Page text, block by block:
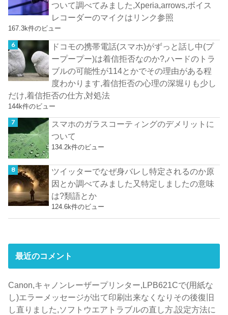
ついて調べてみました,Xperia,arrows,ボイス
レコーダーのマイクはリンク参照
167.3k件のビュー
ドコモの携帯電話(スマホ)がずっと話し中(プ
ープープー)は着信拒否なのか?,ハードのトラ
ブルの可能性が114とかでその理由がある程
度わかります,着信拒否の心理の深堀りも少し
だけ,着信拒否の仕方,対処法
144k件のビュー
スマホのガラスコーティングのデメリットに
ついて
134.2k件のビュー
ツイッターでなぜ身バレし特定されるのか原
因とか調べてみました又特定しましたの意味
は?類語とか
124.6k件のビュー
最近のコメント
Canon,キャノンレーザープリンター,LPB621Cで(用紙な
し)エラーメッセージが出て印刷出来なくなりその後復旧
し直りました,ソフトウエアトラブルの直し方,設定方法に